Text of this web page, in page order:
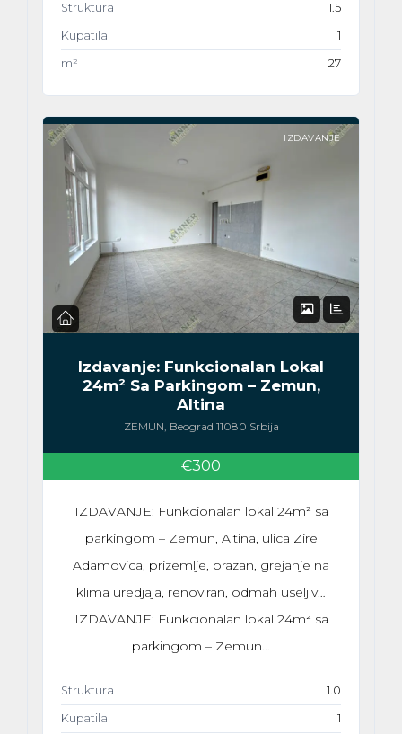
Struktura 1.5
Kupatila 1
m² 27
IZDAVANJE
Izdavanje: Funkcionalan Lokal
24m² Sa Parkingom – Zemun,
Altina
ZEMUN, Beograd 11080 Srbija
€300
IZDAVANJE: Funkcionalan lokal 24m² sa
parkingom – Zemun, Altina, ulica Zire
Adamovica, prizemlje, prazan, grejanje na
klima uredjaja, renoviran, odmah useljiv…
IZDAVANJE: Funkcionalan lokal 24m² sa
parkingom – Zemun…
Struktura 1.0
Kupatila 1